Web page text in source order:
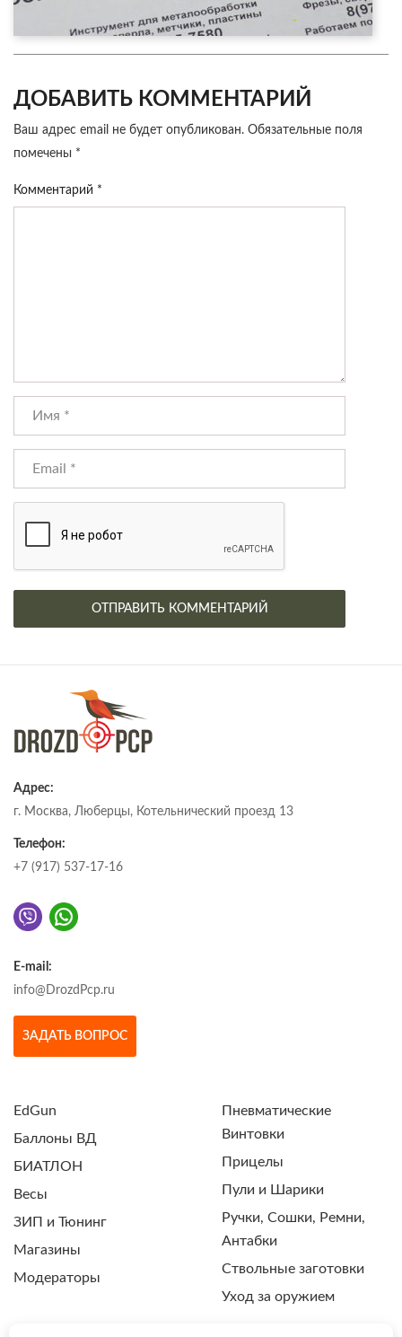
ДОБАВИТЬ КОММЕНТАРИЙ
Ваш адрес email не будет опубликован. Обязательные поля
помечены *
Комментарий *
Адрес:
г. Москва, Люберцы, Котельнический проезд 13
Телефон:
+7 (917) 537-17-16
E-mail:
info@DrozdPcp.ru
ЗАДАТЬ ВОПРОС
EdGun
Баллоны ВД
БИАТЛОН
Весы
ЗИП и Тюнинг
Магазины
Модераторы
Пневматические
Винтовки
Прицелы
Пули и Шарики
Ручки, Сошки, Ремни,
Антабки
Ствольные заготовки
Уход за оружием